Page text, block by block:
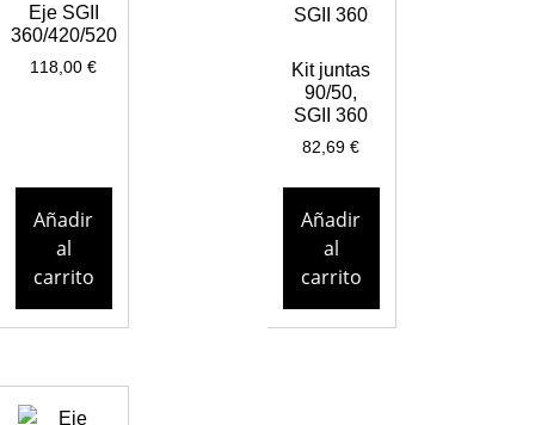
Eje SGII
360/420/520
118,00€
Añadir
al
carrito
Kit juntas
90/50,
SGII 360
82,69€
Añadir
al
carrito